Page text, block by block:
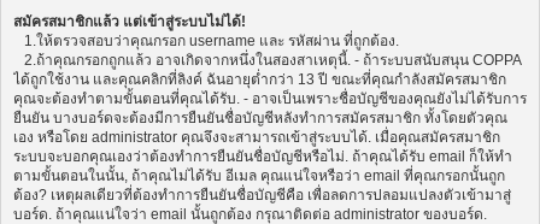
สมัครสมาชิกแล้ว แต่เข้าสู่ระบบไม่ได้!
1.ให้ตรวจสอบว่าคุณกรอก username และ รหัสผ่าน ที่ถูกต้อง.
2.ถ้าคุณกรอกถูกแล้ว อาจเกิดจากหนึ่งในสองสาเหตุนี้. - ถ้าระบบสนับสนุน COPPA
ได้ถูกใช้งาน และคุณคลิกที่ลิงค์ ฉันอายุต่ำกว่า 13 ปี ขณะที่คุณกำลังสมัครสมาชิก
คุณจะต้องทำตามขั้นตอนที่คุณได้รับ. - อาจเป็นเพราะชื่อบัญชีของคุณยังไม่ได้รับการ
ยืนยัน บางบอร์ดจะต้องมีการยืนยันชื่อบัญชีหลังทำการสมัครสมาชิก ทั้งโดยตัวคุณ
เอง หรือโดย administrator คุณจึงจะสามารถเข้าสู่ระบบได้. เมื่อคุณสมัครสมาชิก
ระบบจะบอกคุณเองว่าต้องทำการยืนยันชื่อบัญชีหรือไม่. ถ้าคุณได้รับ email ก็ให้ทำ
ตามขั้นตอนในนั้น, ถ้าคุณไม่ได้รับ อีเมล คุณแน่ใจหรือว่า email ที่คุณกรอกนั้นถูก
ต้อง? เหตุผลเดียวที่ต้องทำการยืนยันชื่อบัญชีคือ เพื่อลดการปลอมแปลงตัวเข้ามาสู่
บอร์ด. ถ้าคุณแน่ใจว่า email นั้นถูกต้อง กรุณาติดต่อ administrator ของบอร์ด.